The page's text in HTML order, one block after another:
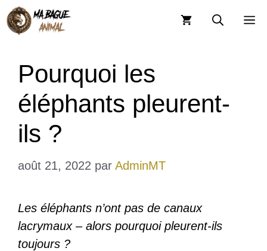
Aller
au
Pourquoi les
éléphants pleurent-
ils ?
août 21, 2022 par AdminMT
Les éléphants n’ont pas de canaux
lacrymaux – alors pourquoi pleurent-ils
toujours ?